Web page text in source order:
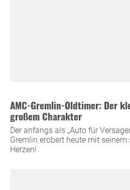
AMC-Gremlin-Oldtimer: Der
großem Charakter
Der anfangs als „Auto für
Gremlin erobert heute mit seinem
Herzen!